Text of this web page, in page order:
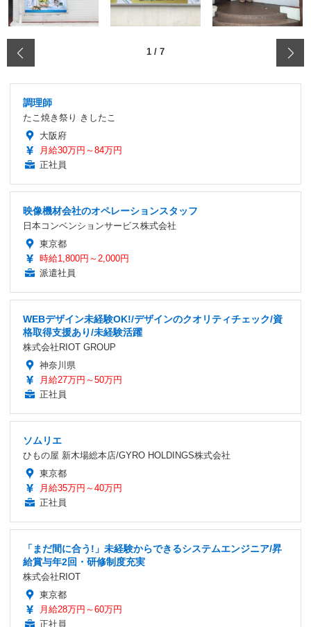
1 / 7
調理師
たこ焼き祭り きしたこ
大阪府
月給30万円～84万円
正社員
映像機材会社のオペレーションスタッフ
日本コンベンションサービス株式会社
東京都
時給1,800円～2,000円
派遣社員
WEBデザイン未経験OK!/デザインのクオリティチェック/資
格取得支援あり/未経験活躍
株式会社RIOT GROUP
神奈川県
月給27万円～50万円
正社員
ソムリエ
ひもの屋 新木場総本店/GYRO HOLDINGS株式会社
東京都
月給35万円～40万円
正社員
「まだ間に合う!」未経験からできるシステムエンジニア/昇
給賞与年2回・研修制度充実
株式会社RIOT
東京都
月給28万円～60万円
正社員